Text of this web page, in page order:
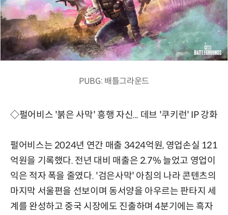
PUBG: 배틀그라운드
◇펄어비스 '붉은 사막' 흥행 자신... 데브 '쿠키런' IP 강화
펄어비스는 2024년 연간 매출 3424억원, 영업손실 121
억원을 기록했다. 전년 대비 매출은 2.7% 늘었고 영업이
익은 적자 폭을 줄였다. '검은사막' 아침의 나라 콘텐츠의
마지막 서울편을 선보이며 동서양을 아우르는 판타지 세
계를 완성하고 중국 시장에도 진출하며 4분기에는 흑자